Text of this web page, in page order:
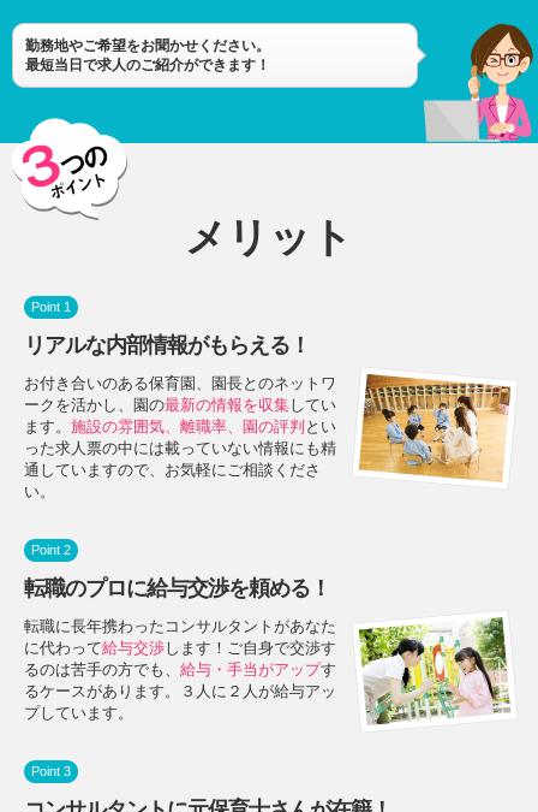
勤務地やご希望をお聞かせください。
最短当日で求人のご紹介ができます！
メリット
Point 1
リアルな内部情報がもらえる！
お付き合いのある保育園、園長とのネットワ
ークを活かし、園の最新の情報を収集してい
ます。 施設の雰囲気、離職率、園の評判 とい
った求人票の中には載っていない情報にも精
通していますので、お気軽にご相談くださ
い。
Point 2
転職のプロに給与交渉を頼める！
転職に長年携わったコンサルタントがあなた
に代わって給与交渉します！ご自身で交渉す
るのは苦手の方でも、 給与・手当がアップす
るケースがあります。３人に２人が給与アッ
プしています。
Point 3